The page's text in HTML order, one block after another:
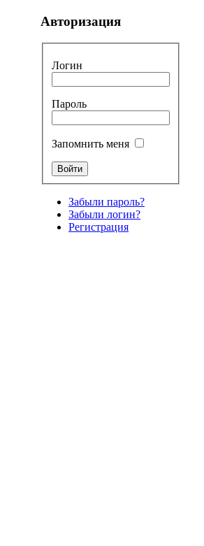
Авторизация
Логин
Пароль
Запомнить меня
Забыли пароль?
Забыли логин?
Регистрация